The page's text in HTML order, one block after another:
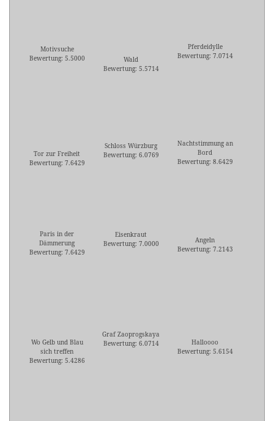
Motivsuche
Bewertung: 5.5000
Wald
Bewertung: 5.5714
Pferdeidylle
Bewertung: 7.0714
Tor zur Freiheit
Bewertung: 7.6429
Schloss Würzburg
Bewertung: 6.0769
Nachtstimmung an
Bord
Bewertung: 8.6429
Paris in der
Dämmerung
Bewertung: 7.6429
Eisenkraut
Bewertung: 7.0000
Angeln
Bewertung: 7.2143
Wo Gelb und Blau
sich treffen
Bewertung: 5.4286
Graf Zaoprogskaya
Bewertung: 6.0714
Halloooo
Bewertung: 5.6154